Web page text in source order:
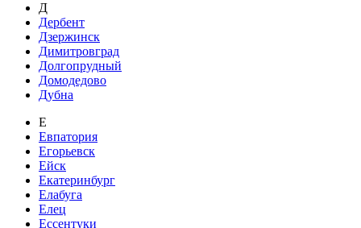
Д
Дербент
Дзержинск
Димитровград
Долгопрудный
Домодедово
Дубна
Е
Евпатория
Егорьевск
Ейск
Екатеринбург
Елабуга
Елец
Ессентуки